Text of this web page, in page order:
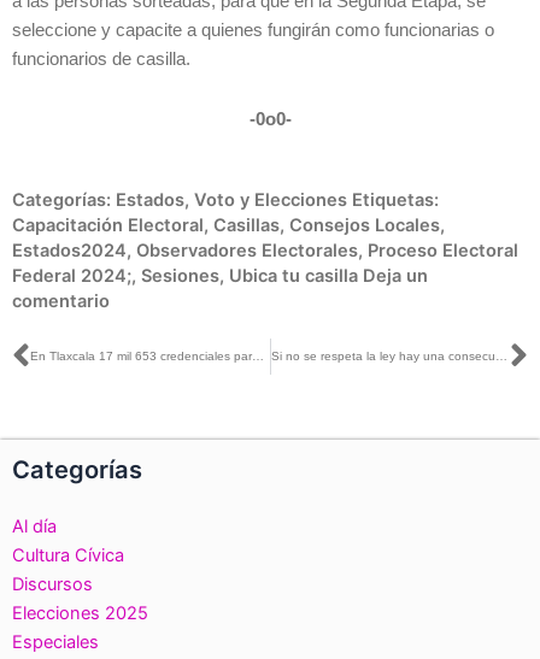
seleccione y capacite a quienes fungirán como funcionarias o
funcionarios de casilla.
-0o0-
Categorías: Estados, Voto y Elecciones Etiquetas:
Capacitación Electoral, Casillas, Consejos Locales,
Estados2024, Observadores Electorales, Proceso Electoral
Federal 2024;, Sesiones, Ubica tu casilla Deja un
comentario
Ant
Categorías
Al día
Cultura Cívica
Discursos
Elecciones 2025
Especiales